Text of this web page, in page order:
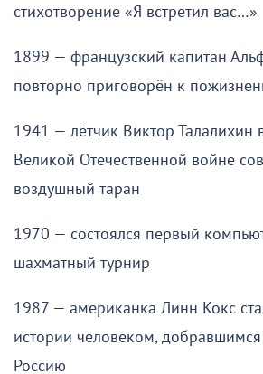
стихотворение «Я встретил вас…»
1899 — французский капитан
повторно приговорён к
1941 — лётчик Виктор Талалихин
Великой Отечественной войне
воздушный таран
1970 — состоялся первый
шахматный турнир
1987 — американка Линн Кокс
истории человеком,
Россию